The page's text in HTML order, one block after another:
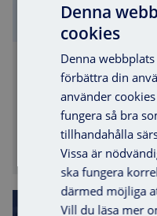
Så påverkas
släcks ner
Mobiloperatörerna
att frigöra...
10 skäl att installera
Denna
cookies
Denna
förbättra din
använder
fungera så bra
tillhandahålla
Vissa är
ska fungera
därmed möjliga
Vill du läsa mer